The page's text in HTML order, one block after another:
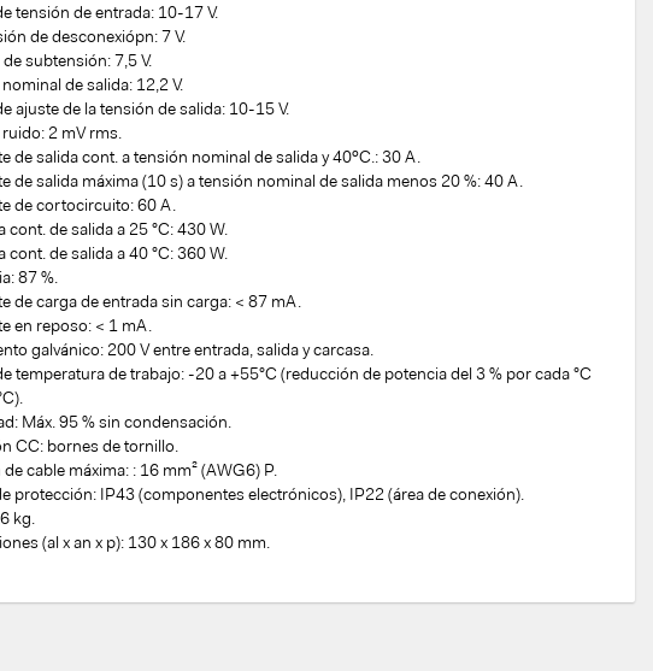
tensión de entrada: 10-17 V.
de desconexiópn: 7 V.
subtensión: 7,5 V.
de salida: 12,2 V.
ajuste de la tensión de salida: 10-15 V.
2 mV rms.
de salida cont. a tensión nominal de salida y 40ºC.: 30 A.
de salida máxima (10 s) a tensión nominal de salida menos 20 %: 40 A.
de cortocircuito: 60 A.
cont. de salida a 25 °C: 430 W.
cont. de salida a 40 °C: 360 W.
87 %.
de carga de entrada sin carga: < 87 mA.
en reposo: < 1 mA.
galvánico: 200 V entre entrada, salida y carcasa.
temperatura de trabajo: -20 a +55°C (reducción de potencia del 3 % por cada °C
Máx. 95 % sin condensación.
CC: bornes de tornillo.
cable máxima: : 16 mm² (AWG6) P.
protección: IP43 (componentes electrónicos), IP22 (área de conexión).
kg.
(al x an x p): 130 x 186 x 80 mm.